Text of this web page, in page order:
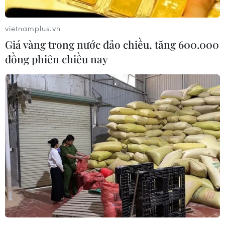
Khai mạc Lễ hội Ẩm thực chay Festival
Huế 2026
28/05/2026 11:43
Diễn ra trong 2 ngày 28-29/5, Lễ hội Ẩm thực chay
2026 nhằm tôn vinh giá trị ẩm thực chay truyền thống
của Huế đồng thời lan tỏa lối sống xanh, lành mạnh
cùng tinh thần từ bi, nhân ái trong cộng đồng.
vietnamplus.vn
Giá vàng trong nước đảo chiều, tăng 600.000
đồng phiên chiều nay